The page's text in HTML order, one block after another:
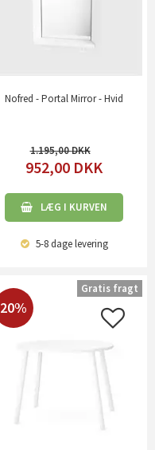
Nofred - Portal Mirror - Hvid
1.195,00
952,00 DKK
LÆG I KURVEN
5-8 dagelevering
20%
Gratis fragt